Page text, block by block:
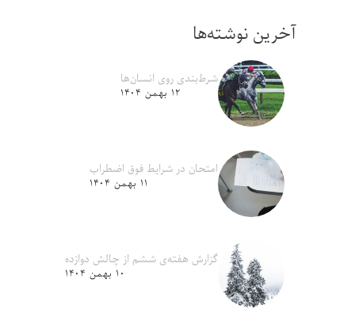
آخرین نوشته‌ها
شرط‌بندی روی انسان‌ها
۱۲ بهمن ۱۴۰۴
امتحان در شرایط فوق اضطراب
۱۱ بهمن ۱۴۰۴
گزارش هفته‌ی ششم از چالش دوازده
۱۰ بهمن ۱۴۰۴